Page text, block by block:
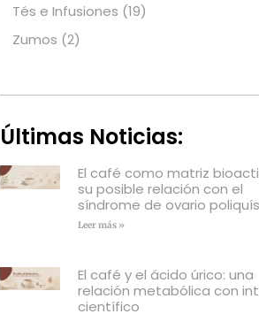
Tés e Infusiones (19)
Zumos (2)
Últimas Noticias:
El café como matriz
su posible relación con el
síndrome de ovario
Leer más »
El café y el ácido úrico: una
relación metabólica con
científico